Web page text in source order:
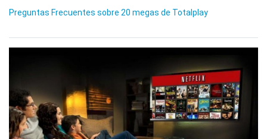
Preguntas Frecuentes sobre 20 megas de Totalplay